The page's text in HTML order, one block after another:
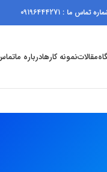
تماس ما : 09196444271
مقالاتنمونه کارهادرباره ما